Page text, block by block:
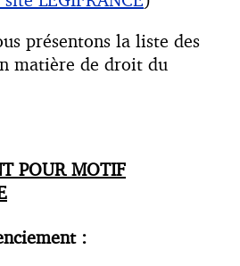
présentons la liste des
matière de droit du
POUR MOTIF
: